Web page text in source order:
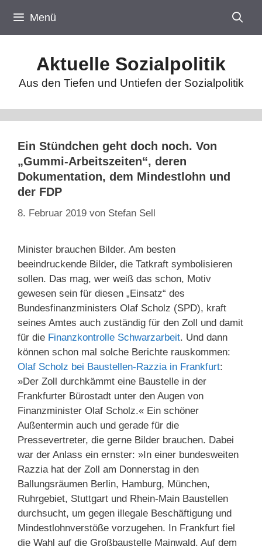
Inhalt
springen
Menü
Aktuelle Sozialpolitik
Aus den Tiefen und Untiefen der Sozialpolitik
Ein Stündchen geht doch noch. Von
„Gummi-Arbeitszeiten“, deren
Dokumentation, dem Mindestlohn und
der FDP
8. Februar 2019 von Stefan Sell
Minister brauchen Bilder. Am besten
beeindruckende Bilder, die Tatkraft symbolisieren
sollen. Das mag, wer weiß das schon, Motiv
gewesen sein für diesen „Einsatz“ des
Bundesfinanzministers Olaf Scholz (SPD), kraft
seines Amtes auch zuständig für den Zoll und damit
für die Finanzkontrolle Schwarzarbeit. Und dann
können schon mal solche Berichte rauskommen:
Olaf Scholz bei Baustellen-Razzia in Frankfurt:
»Der Zoll durchkämmt eine Baustelle in der
Frankfurter Bürostadt unter den Augen von
Finanzminister Olaf Scholz.« Ein schöner
Außentermin auch und gerade für die
Pressevertreter, die gerne Bilder brauchen. Dabei
war der Anlass ein ernster: »In einer bundesweiten
Razzia hat der Zoll am Donnerstag in den
Ballungsräumen Berlin, Hamburg, München,
Ruhrgebiet, Stuttgart und Rhein-Main Baustellen
durchsucht, um gegen illegale Beschäftigung und
Mindestlohnverstöße vorzugehen. In Frankfurt fiel
die Wahl auf die Großbaustelle Mainwald. Auf dem